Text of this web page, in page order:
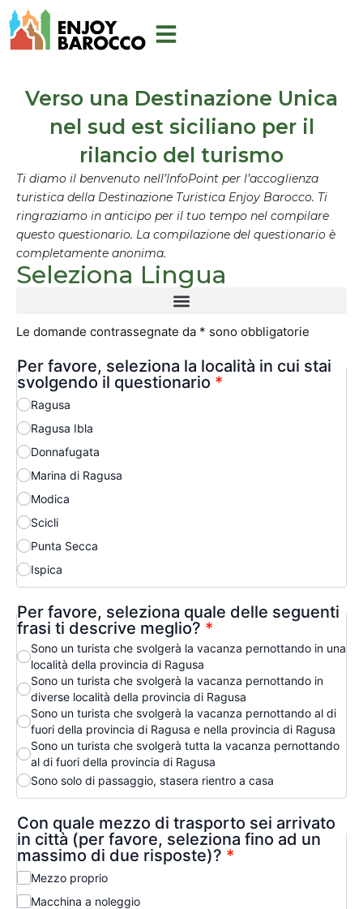
Vai
al
Verso una Destinazione Unica
nel sud est siciliano per il
rilancio del turismo
Ti diamo il benvenuto nell’InfoPoint per l’accoglienza
turistica della Destinazione Turistica Enjoy Barocco. Ti
ringraziamo in anticipo per il tuo tempo nel compilare
questo questionario. La compilazione del questionario è
completamente anonima.
Seleziona Lingua
Le domande contrassegnate da * sono obbligatorie
Per favore, seleziona la località in cui stai
svolgendo il questionario *
Ragusa
Ragusa Ibla
Donnafugata
Marina di Ragusa
Modica
Scicli
Punta Secca
Ispica
Per favore, seleziona quale delle seguenti
frasi ti descrive meglio? *
Sono un turista che svolgerà la vacanza pernottando in una
località della provincia di Ragusa
Sono un turista che svolgerà la vacanza pernottando in
diverse località della provincia di Ragusa
Sono un turista che svolgerà la vacanza pernottando al di
fuori della provincia di Ragusa e nella provincia di Ragusa
Sono un turista che svolgerà tutta la vacanza pernottando
al di fuori della provincia di Ragusa
Sono solo di passaggio, stasera rientro a casa
Con quale mezzo di trasporto sei arrivato
in città (per favore, seleziona fino ad un
massimo di due risposte)? *
Mezzo proprio
Macchina a noleggio